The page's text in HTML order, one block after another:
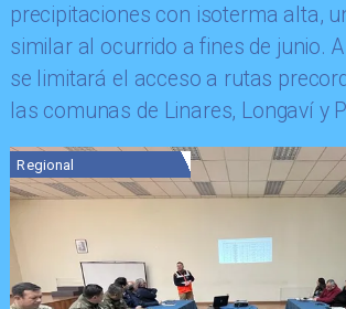
precipitaciones con isoterma alta,
similar al ocurrido a fines de junio.
se limitará el acceso a rutas
las comunas de Linares, Longaví y
Regional